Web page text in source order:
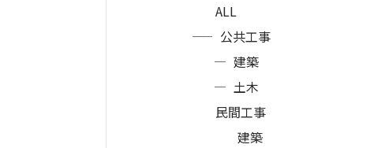
ALL
公共工事
建築
土木
民間工事
建築